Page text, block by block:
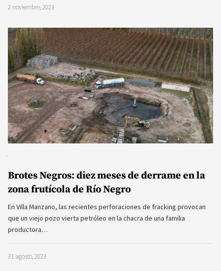
2 noviembre, 2023
Brotes Negros: diez meses de derrame en la
zona frutícola de Río Negro
En Villa Manzano, las recientes perforaciones de fracking provocan
que un viejo pozo vierta petróleo en la chacra de una familia
productora…
31 agosto, 2023